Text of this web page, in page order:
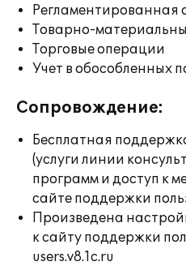
Регламентированная
Товарно-
Торговые операции
Учет в обособленных
Сопровождение:
Бесплатная
(услуги линии
программ и доступ к
сайте поддержки
Произведена
к сайту поддержки
users.v8.1c.ru